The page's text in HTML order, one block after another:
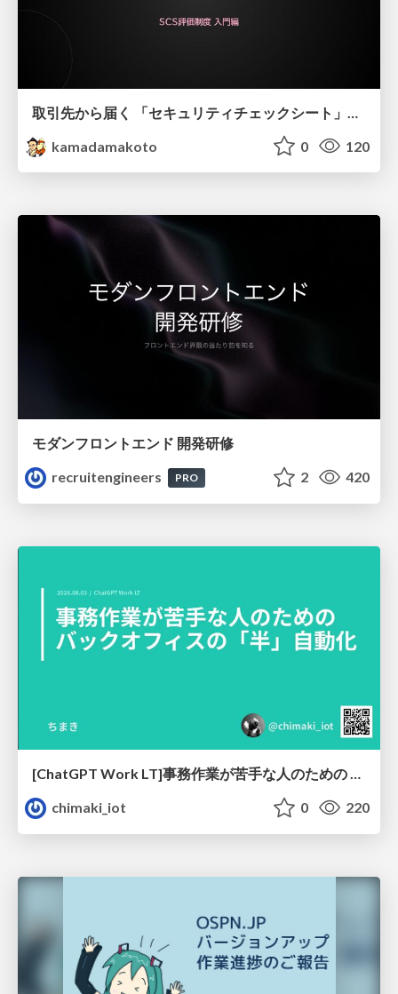
kamadamakoto
0 120
モダンフロントエンド 開発研修
recruitengineers
PRO 2 420
[ChatGPT Work LT]事務作業が苦手な人のための バックオフィスの「半」自動化
chimaki_iot
0 220